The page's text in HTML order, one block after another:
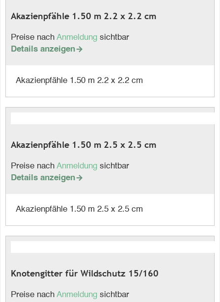
Akazienpfähle 1.50 m 2.2 x 2.2 cm
Preise nach Anmeldung sichtbar
Details anzeigen
Akazienpfähle 1.50 m 2.2 x 2.2 cm
Akazienpfähle 1.50 m 2.5 x 2.5 cm
Preise nach Anmeldung sichtbar
Details anzeigen
Akazienpfähle 1.50 m 2.5 x 2.5 cm
Knotengitter für Wildschutz 15/160
Preise nach Anmeldung sichtbar